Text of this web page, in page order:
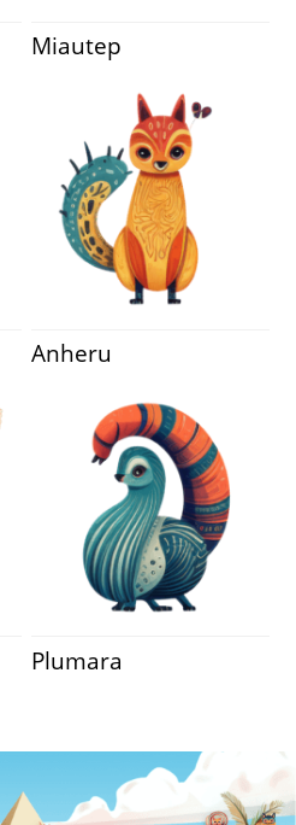
Miautep
Anheru
Plumara